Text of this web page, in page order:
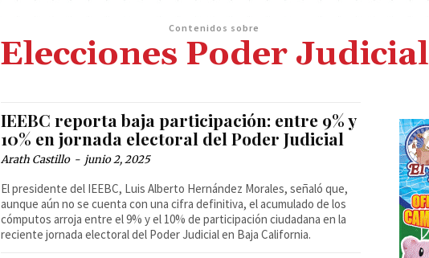
Contenidos sobre
Elecciones Poder Judicial
IEEBC reporta baja participación: entre 9% y
10% en jornada electoral del Poder Judicial
Arath Castillo - junio 2, 2025
El presidente del IEEBC, Luis Alberto Hernández Morales, señaló que,
aunque aún no se cuenta con una cifra definitiva, el acumulado de los
cómputos arroja entre el 9% y el 10% de participación ciudadana en la
reciente jornada electoral del Poder Judicial en Baja California.